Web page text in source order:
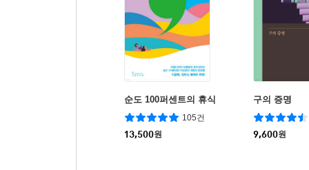
순도 100퍼센트의 휴식
105건
13,500원
구의 증명
9,600원